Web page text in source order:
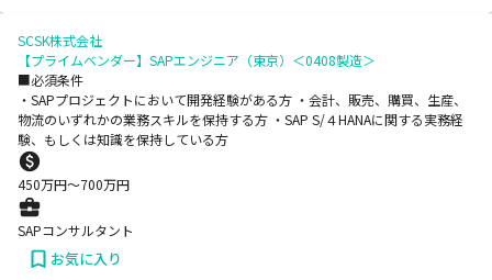
SCSK株式会社
【プライムベンダー】SAPエンジニア（東京）＜0408製造＞
■必須条件
・SAPプロジェクトにおいて開発経験がある方 ・会計、販売、購買、生産、
物流のいずれかの業務スキルを保持する方 ・SAP S/４HANAに関する実務経
験、もしくは知識を保持している方
450万円〜700万円
SAPコンサルタント
お気に入り